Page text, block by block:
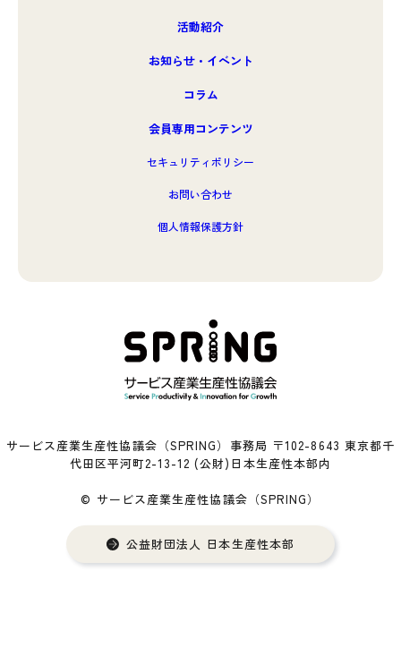
活動紹介
お知らせ・イベント
コラム
会員専用コンテンツ
セキュリティポリシー
お問い合わせ
個人情報保護方針
サービス産業生産性協議会（SPRING）事務局 〒102-8643 東京都千
代田区平河町2-13-12 (公財)日本生産性本部内
© サービス産業生産性協議会（SPRING）
公益財団法人 日本生産性本部